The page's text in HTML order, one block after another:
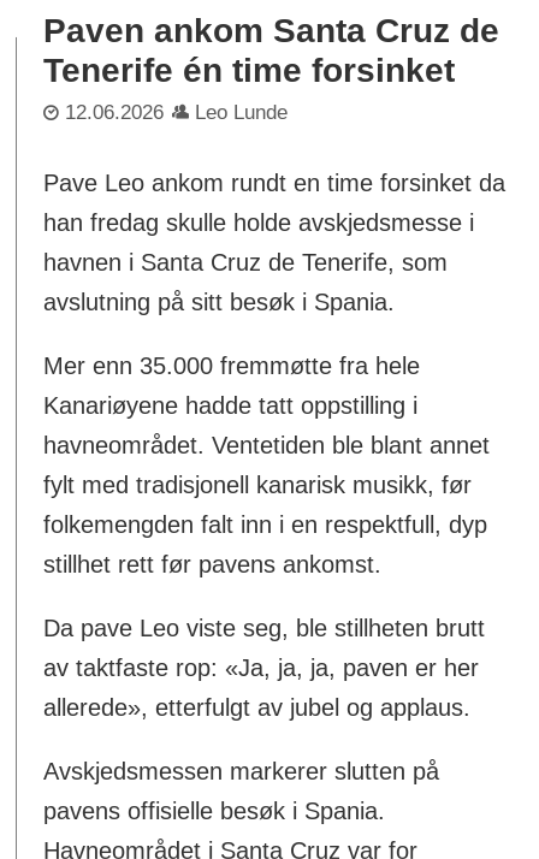
Paven ankom Santa Cruz de
Tenerife én time forsinket
12.06.2026 Leo Lunde
Pave Leo ankom rundt en time forsinket da
han fredag skulle holde avskjedsmesse i
havnen i Santa Cruz de Tenerife, som
avslutning på sitt besøk i Spania.
Mer enn 35.000 fremmøtte fra hele
Kanariøyene hadde tatt oppstilling i
havneområdet. Ventetiden ble blant annet
fylt med tradisjonell kanarisk musikk, før
folkemengden falt inn i en respektfull, dyp
stillhet rett før pavens ankomst.
Da pave Leo viste seg, ble stillheten brutt
av taktfaste rop: «Ja, ja, ja, paven er her
allerede», etterfulgt av jubel og applaus.
Avskjedsmessen markerer slutten på
pavens offisielle besøk i Spania.
Havneområdet i Santa Cruz var for